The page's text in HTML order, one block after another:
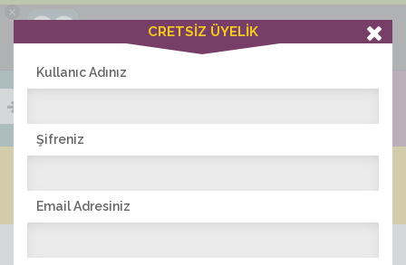
×
Ciddiask Uygulaması
+1 Hafta Gold Üyelik Kazan
Bedava - com.ciddi.ask
İNDİR
CRETSİZ ÜYELİK
Kullanıc Adınız
Şifreniz
Email Adresiniz